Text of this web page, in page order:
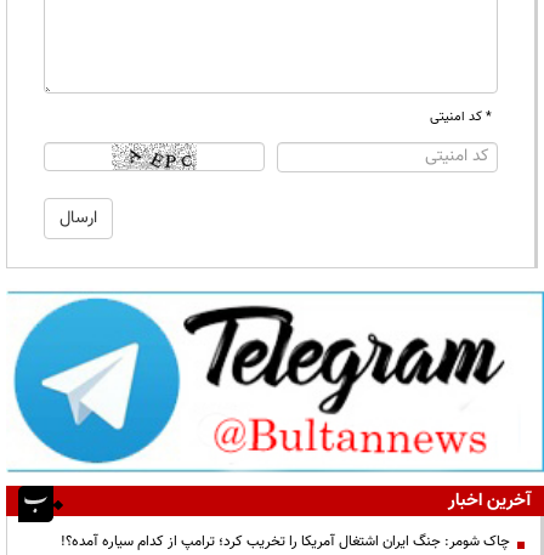
* کد امنیتی
آخرین اخبار
چاک شومر: جنگ ایران اشتغال آمریکا را تخریب کرد؛ ترامپ از کدام سیاره آمده؟!